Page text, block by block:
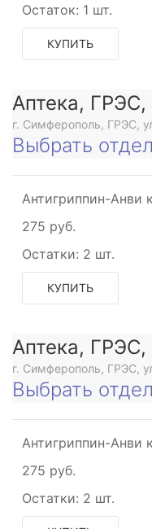
Остаток: 1 шт.
КУПИТЬ
Аптека, ГРЭС,
г. Симферополь, ГРЭС,
Выбрать
Антигриппин-Анви
275 руб.
Остатки: 2 шт.
КУПИТЬ
Аптека, ГРЭС,
г. Симферополь, ГРЭС,
Выбрать
Антигриппин-Анви
275 руб.
Остатки: 2 шт.